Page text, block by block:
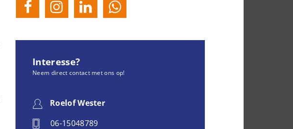
Interesse?
Neem direct contact met ons op!
Roelof Wester
06-15048789